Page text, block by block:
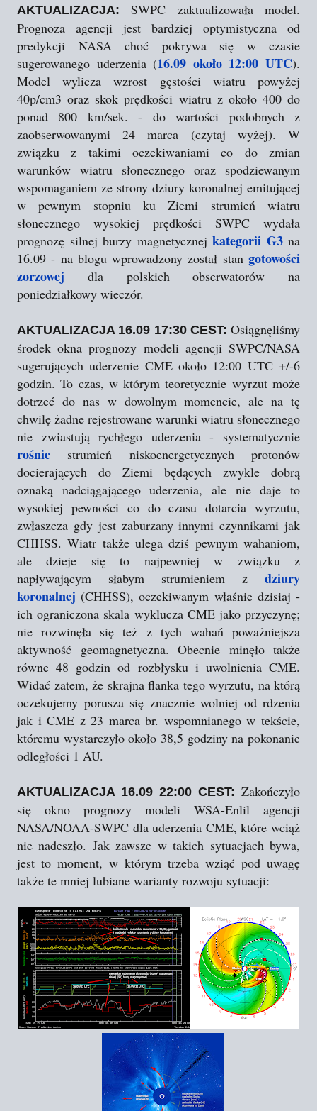
AKTUALIZACJA:
SWPC zaktualizowała model.
Prognoza agencji jest bardziej optymistyczna od
predykcji NASA choć pokrywa się w czasie
sugerowanego uderzenia (16.09 około 12:00 UTC).
Model wylicza wzrost gęstości wiatru powyżej
40p/cm3 oraz skok prędkości wiatru z około 400 do
ponad 800 km/sek. - do wartości podobnych z
zaobserwowanymi 24 marca (czytaj wyżej). W
związku z takimi oczekiwaniami co do zmian
warunków wiatru słonecznego oraz spodziewanym
wspomaganiem ze strony dziury koronalnej emitującej
w pewnym stopniu ku Ziemi strumień wiatru
słonecznego wysokiej prędkości SWPC wydała
prognozę silnej burzy magnetycznej kategorii G3na
16.09 - na blogu wprowadzony został stan gotowości
zorzowej dla polskich obserwatorów na
poniedziałkowy wieczór.
AKTUALIZACJA 16.09 17:30 CEST: Osiągnęliśmy
środek okna prognozy modeli agencji SWPC/NASA
sugerujących uderzenie CME około 12:00 UTC +/-6
godzin. To czas, w którym teoretycznie wyrzut może
dotrzeć do nas w dowolnym momencie, ale na tę
chwilę żadne rejestrowane warunki wiatru słonecznego
nie zwiastują rychłego uderzenia - systematycznie
rośnie strumień niskoenergetycznych protonów
docierających do Ziemi będących zwykle dobrą
oznaką nadciągającego uderzenia, ale nie daje to
wysokiej pewności co do czasu dotarcia wyrzutu,
zwłaszcza gdy jest zaburzany innymi czynnikami jak
CHHSS. Wiatr także ulega dziś pewnym wahaniom,
ale dzieje się to najpewniej w związku z
napływającym słabym strumieniem z dziury
koronalnej (CHHSS), oczekiwanym właśnie dzisiaj -
ich ograniczona skala wyklucza CME jako przyczynę;
nie rozwinęła się też z tych wahań poważniejsza
aktywność geomagnetyczna. Obecnie minęło także
równe 48 godzin od rozbłysku i uwolnienia CME.
Widać zatem, że skrajna flanka tego wyrzutu, na którą
oczekujemy porusza się znacznie wolniej od rdzenia
jak i CME z 23 marca br. wspomnianego w tekście,
któremu wystarczyło około 38,5 godziny na pokonanie
odległości 1 AU.
AKTUALIZACJA 16.09 22:00 CEST: Zakończyło
się okno prognozy modeli WSA-Enlil agencji
NASA/NOAA-SWPC dla uderzenia CME, które wciąż
nie nadeszło. Jak zawsze w takich sytuacjach bywa,
jest to moment, w którym trzeba wziąć pod uwagę
także te mniej lubiane warianty rozwoju sytuacji: